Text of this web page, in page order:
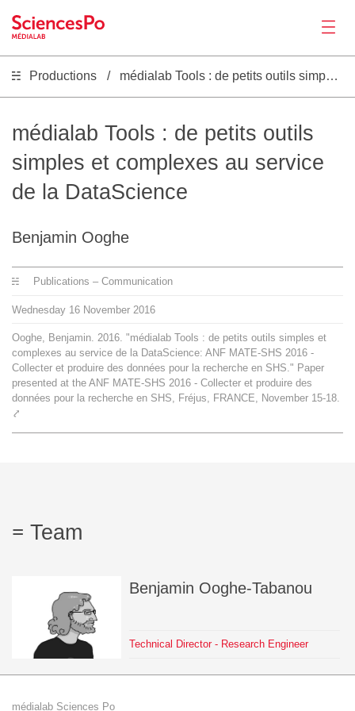
News
Productions
Activities
Seminar
Team
Productions médialab Tools : de petits outils simples et complexes au service de la DataScience
médialab Tools : de petits outils
simples et complexes au service
de la DataScience
Benjamin Ooghe
Publications – Communication
Wednesday 16 November 2016
Ooghe, Benjamin. 2016. "médialab Tools : de petits outils simples et
complexes au service de la DataScience: ANF MATE-SHS 2016 -
Collecter et produire des données pour la recherche en SHS." Paper
presented at the ANF MATE-SHS 2016 - Collecter et produire des
données pour la recherche en SHS, Fréjus, FRANCE, November 15-18.
⤤
Team
Benjamin Ooghe-Tabanou
Technical Director - Research Engineer
médialab Sciences Po